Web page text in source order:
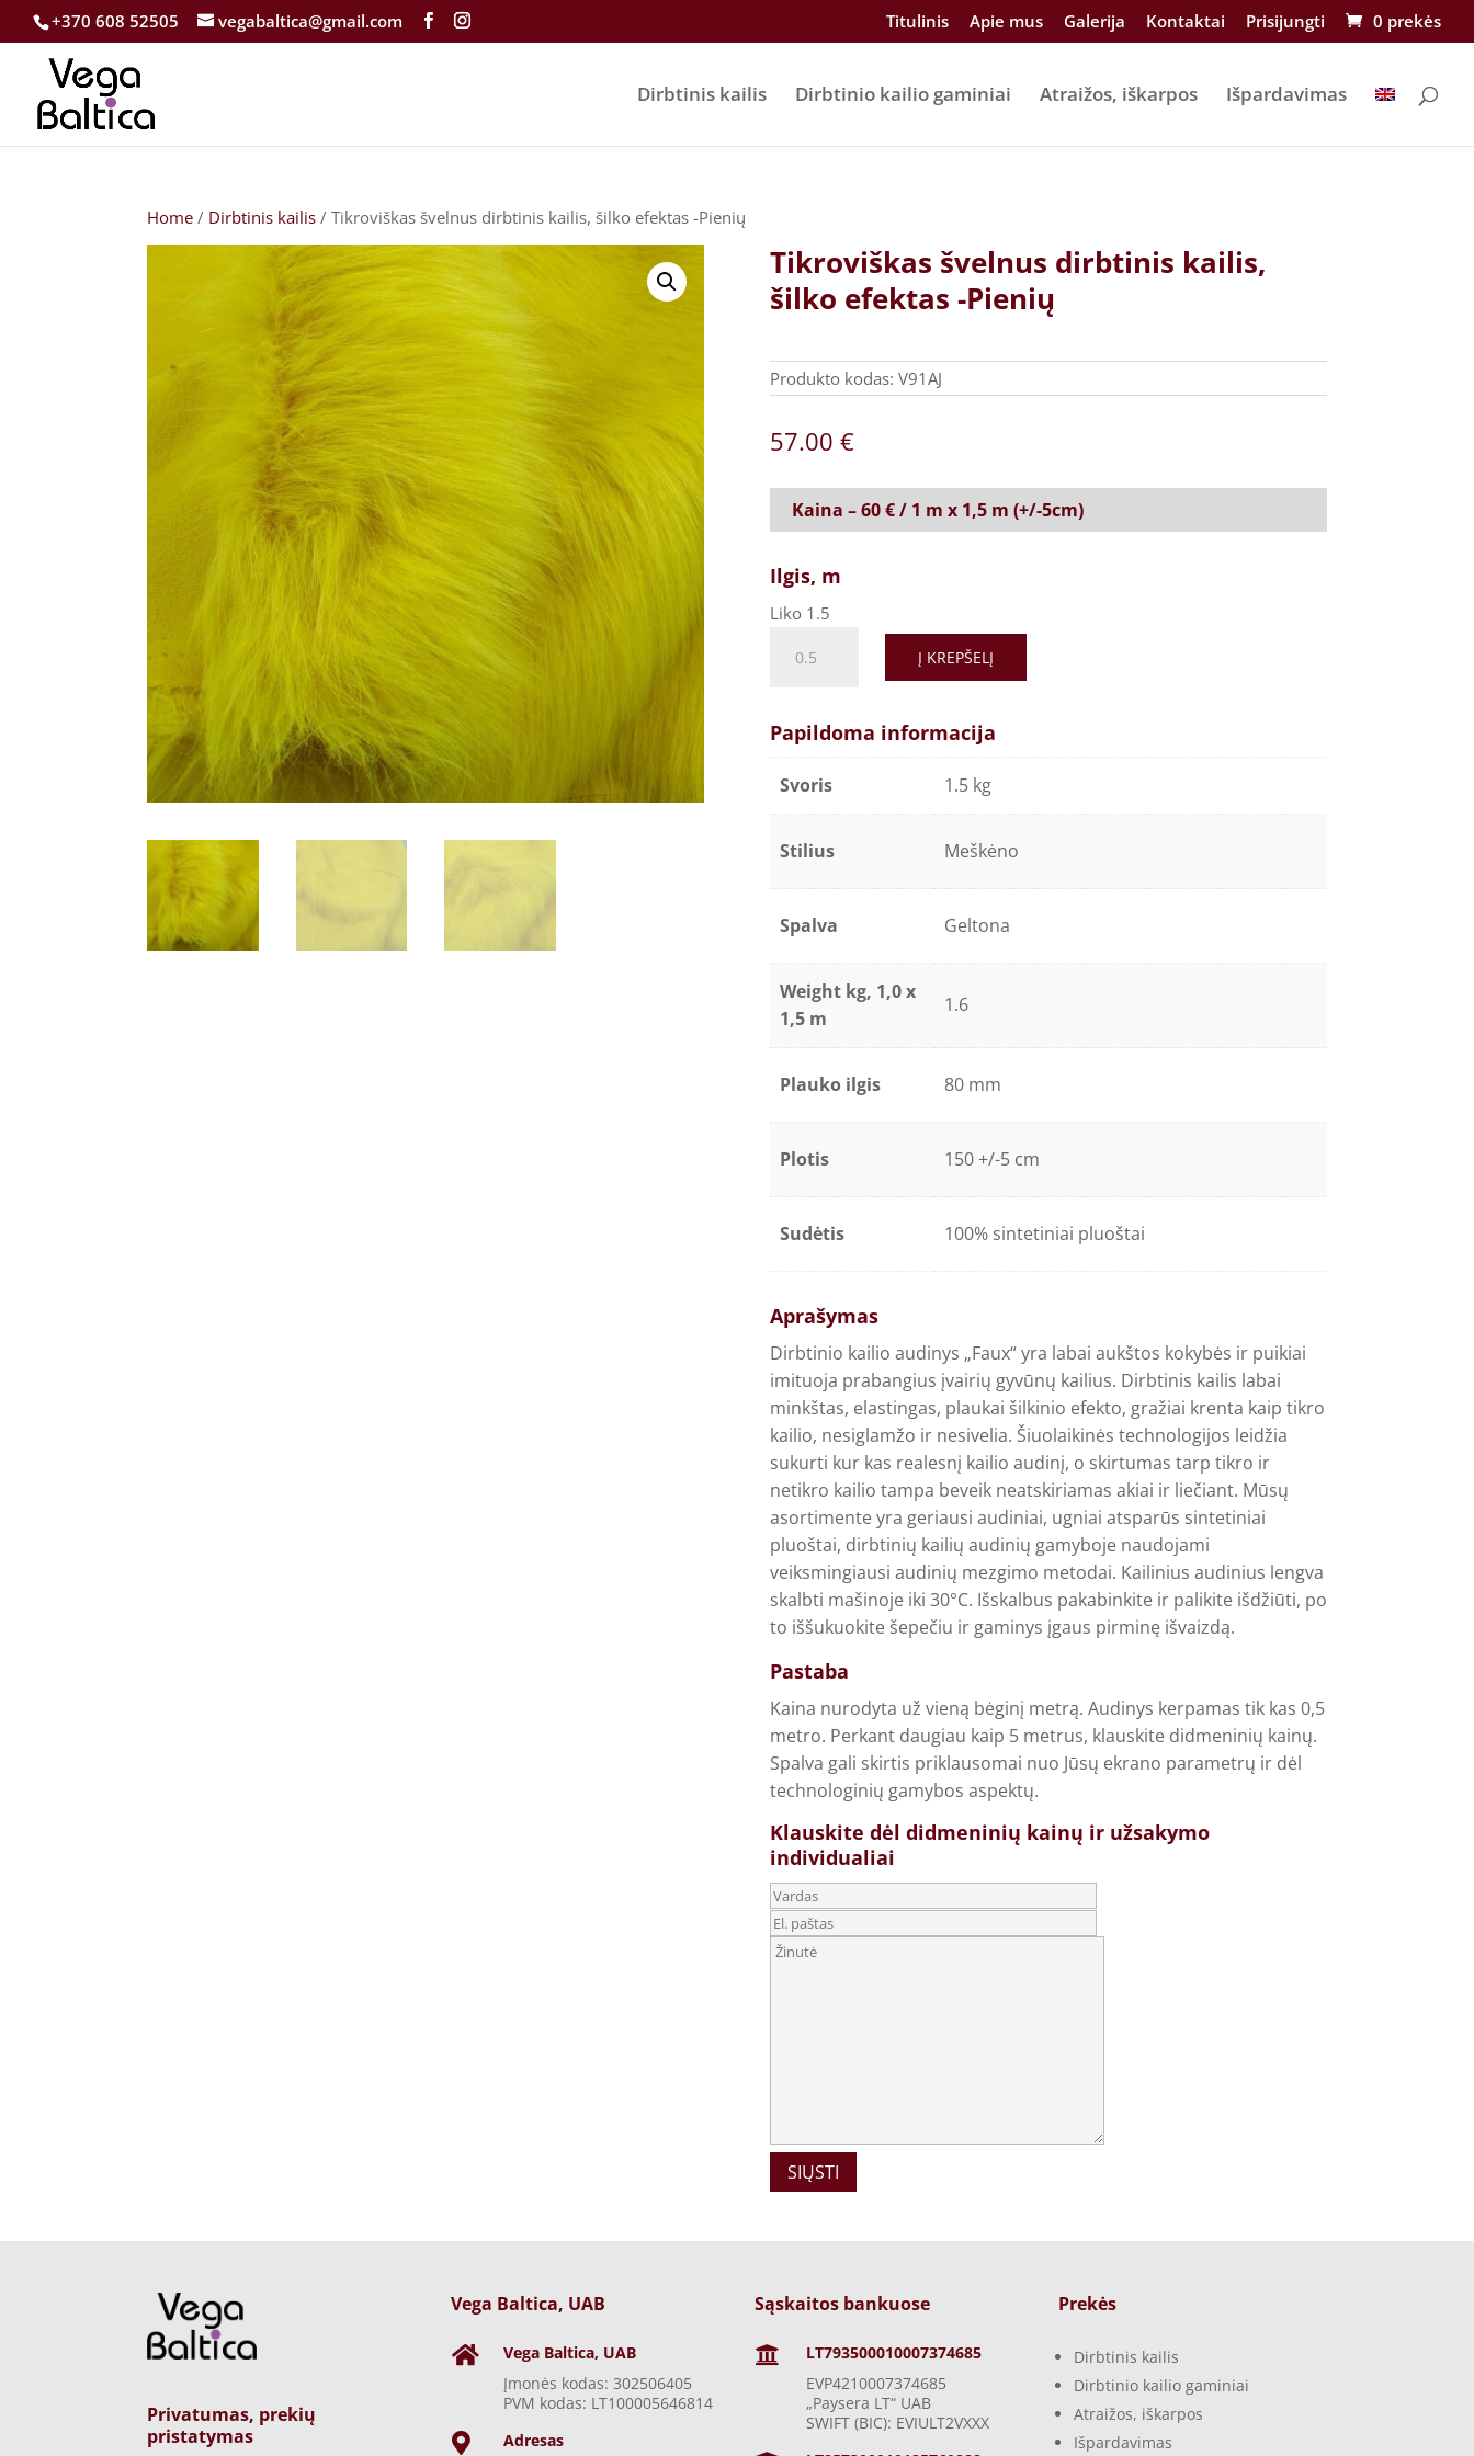
+370 608 52505 vegabaltica@gmail.com Titulinis Apie mus Galerija Kontaktai Prisijungti 0 prekės
Dirbtinis kailis Dirbtinio kailio gaminiai Atraižos, iškarpos Išpardavimas
Home / Dirbtinis kailis / Tikroviškas švelnus dirbtinis kailis, šilko efektas -Pienių
Tikroviškas švelnus dirbtinis kailis,
šilko efektas -Pienių
Produkto kodas: V91AJ
57.00 €
Kaina – 60 € / 1 m x 1,5 m (+/-5cm)
Ilgis, m
Liko 1.5
švelnus
kailis,
šilko
efektas
quantity
Į KREPŠELĮ
Papildoma informacija
Svoris 1.5 kg
Stilius Meškėno
Spalva Geltona
Weight kg, 1,0 x
1,5 m
1.6
Plauko ilgis 80 mm
Plotis 150 +/-5 cm
Sudėtis 100% sintetiniai pluoštai
Aprašymas
Dirbtinio kailio audinys „Faux“ yra labai aukštos kokybės ir puikiai
imituoja prabangius įvairių gyvūnų kailius. Dirbtinis kailis labai
minkštas, elastingas, plaukai šilkinio efekto, gražiai krenta kaip tikro
kailio, nesiglamžo ir nesivelia. Šiuolaikinės technologijos leidžia
sukurti kur kas realesnį kailio audinį, o skirtumas tarp tikro ir
netikro kailio tampa beveik neatskiriamas akiai ir liečiant. Mūsų
asortimente yra geriausi audiniai, ugniai atsparūs sintetiniai
pluoštai, dirbtinių kailių audinių gamyboje naudojami
veiksmingiausi audinių mezgimo metodai. Kailinius audinius lengva
skalbti mašinoje iki 30°C. Išskalbus pakabinkite ir palikite išdžiūti, po
to iššukuokite šepečiu ir gaminys įgaus pirminę išvaizdą.
Pastaba
Kaina nurodyta už vieną bėginį metrą. Audinys kerpamas tik kas 0,5
metro. Perkant daugiau kaip 5 metrus, klauskite didmeninių kainų.
Spalva gali skirtis priklausomai nuo Jūsų ekrano parametrų ir dėl
technologinių gamybos aspektų.
Klauskite dėl didmeninių kainų ir užsakymo
individualiai
Privatumas, prekių
pristatymas
Vega Baltica, UAB

Vega Baltica, UAB
Įmonės kodas: 302506405
PVM kodas: LT100005646814
 Adresas
Sąskaitos bankuose

LT793500010007374685
EVP4210007374685
„Paysera LT“ UAB
SWIFT (BIC): EVIULT2VXXX
Prekės
Dirbtinis kailis
Dirbtinio kailio gaminiai
Atraižos, iškarpos
Išpardavimas